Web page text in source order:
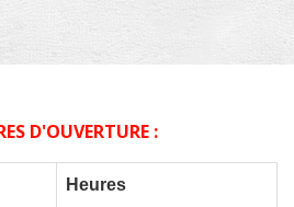
D'OUVERTURE :
Heures